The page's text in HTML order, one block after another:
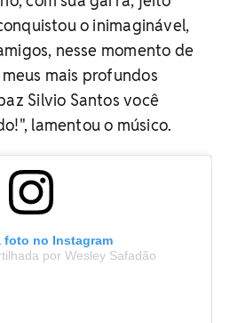
o inimaginável,
nesse momento de
mais profundos
Silvio Santos você
lamentou o músico.
foto no Instagram
por Wesley Safadão